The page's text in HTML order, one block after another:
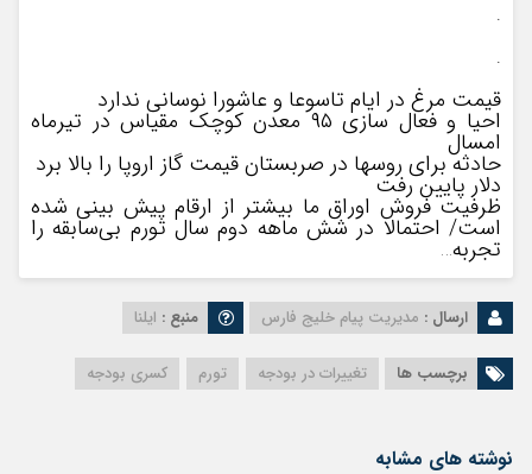
.
.
قیمت مرغ در ایام تاسوعا و عاشورا نوسانی ندارد
احیا و فعال سازی ۹۵ معدن کوچک مقیاس در تیرماه
امسال
حادثه برای روسها در صربستان قیمت گاز اروپا را بالا برد
دلار پایین رفت
ظرفیت فروش اوراق ما بیشتر از ارقام پیش بینی شده
است/ احتمالا در شش ماهه دوم سال تورم بی‌سابقه را
تجربه…
ارسال : مدیریت پیام خلیج فارس منبع : ایلنا
برچسب ها تغییرات در بودجه تورم کسری بودجه
نوشته های مشابه